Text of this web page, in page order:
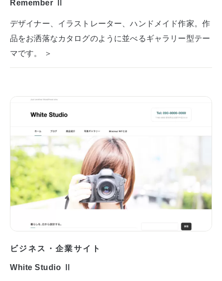
Remember Ⅱ
デザイナー、イラストレーター、ハンドメイド作家。作
品をお洒落なカタログのように並べるギャラリー型テー
マです。 ＞
ビジネス・企業サイト
White Studio Ⅱ